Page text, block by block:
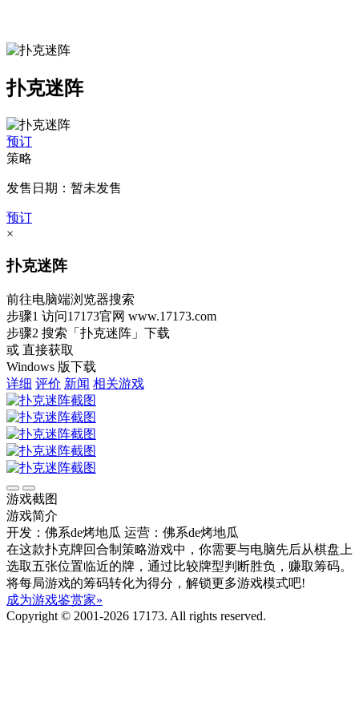
扑克迷阵
预订
策略
发售日期：暂未发售
预订
×
扑克迷阵
前往电脑端浏览器搜索
步骤1 访问17173官网 www.17173.com
步骤2 搜索 「扑克迷阵」 下载
或 直接获取
Windows 版下载
详细 评价 新闻 相关游戏
游戏截图
游戏简介
开发：佛系de烤地瓜 运营：佛系de烤地瓜
在这款扑克牌回合制策略游戏中，你需要与电脑先后从棋盘上
选取五张位置临近的牌，通过比较牌型判断胜负，赚取筹码。
将每局游戏的筹码转化为得分，解锁更多游戏模式吧!
成为游戏鉴赏家»
Copyright © 2001-2026 17173. All rights reserved.